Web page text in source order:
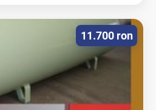
11.700 ron